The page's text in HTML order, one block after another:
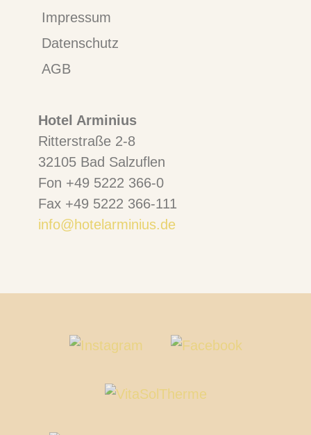
Impressum
Datenschutz
AGB
Hotel Arminius
Ritterstraße 2-8
32105 Bad Salzuflen
Fon +49 5222 366-0
Fax +49 5222 366-111
info@hotelarminius.de